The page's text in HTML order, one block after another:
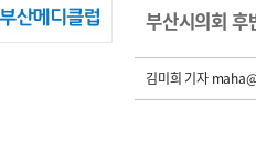
부산시의회 후
김미희 기자